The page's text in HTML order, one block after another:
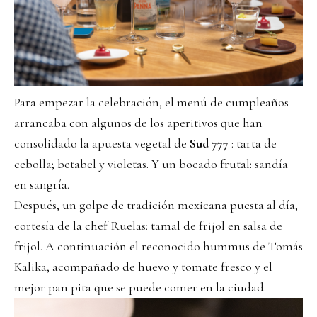
Para empezar la celebración, el menú de cumpleaños
arrancaba con algunos de los aperitivos que han
consolidado la apuesta vegetal de Sud 777 : tarta de
cebolla; betabel y violetas. Y un bocado frutal: sandía
en sangría.
Después, un golpe de tradición mexicana puesta al día,
cortesía de la chef Ruelas: tamal de frijol en salsa de
frijol. A continuación el reconocido hummus de Tomás
Kalika, acompañado de huevo y tomate fresco y el
mejor pan pita que se puede comer en la ciudad.